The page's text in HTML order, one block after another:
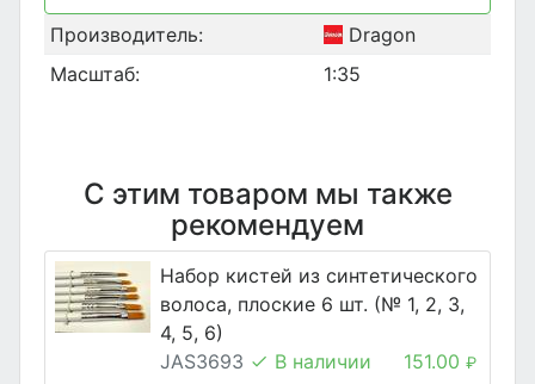
Производитель:
Dragon
Масштаб:
1:35
С этим товаром мы также
рекомендуем
Набор кистей из синтетического
волоса, плоские 6 шт. (№ 1, 2, 3,
4, 5, 6)
JAS3693
В наличии 151.00 ₽